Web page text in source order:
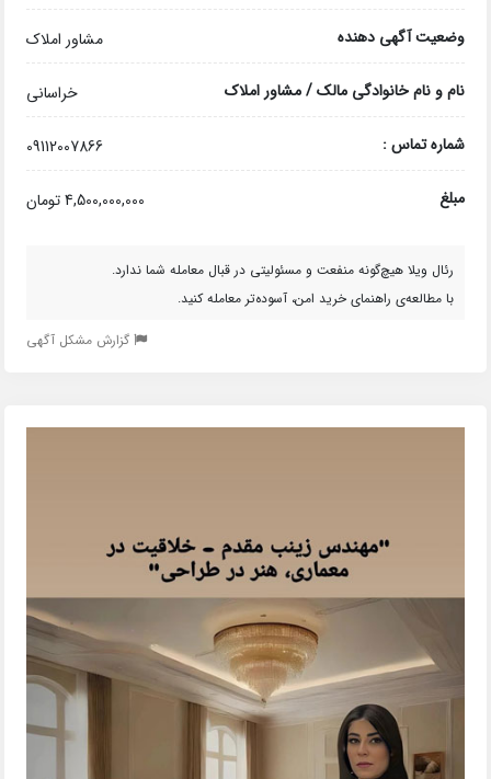
وضعیت آگهی دهنده مشاور املاک
نام و نام خانوادگی مالک / مشاور املاک خراسانی
شماره تماس : 09112007866
مبلغ 4,500,000,000 تومان
رئال ویلا هیچ‌گونه منفعت و مسئولیتی در قبال معامله شما ندارد.
با مطالعه‌ی راهنمای خرید امن، آسوده‌تر معامله کنید.
گزارش مشکل آگهی